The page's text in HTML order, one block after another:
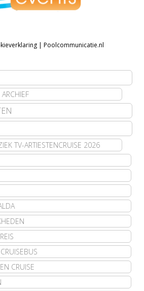
| Poolcommunicatie.nl
TV-ARTIESTENCRUISE 2026
CRUISE